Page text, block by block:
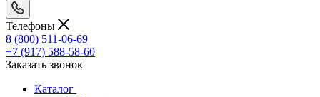
Телефоны
8 (800) 511-06-69
+7 (917) 588-58-60
Заказать звонок
Каталог